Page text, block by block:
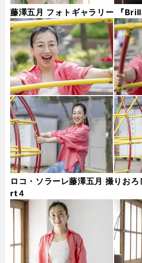
藤澤五月 フォトギャラリー 『
ロコ・ソラーレ藤澤五月 撮りお
rt４